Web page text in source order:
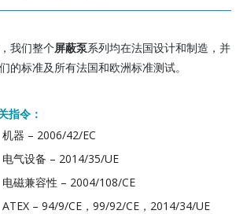
我们整个屏蔽泵系列均在法国设计和制造，并
的标准及所有法国和欧洲标准测试。
指令：
机器 – 2006/42/EC
电气设备 – 2014/35/UE
电磁兼容性 – 2004/108/CE
ATEX – 94/9/CE，99/92/CE，2014/34/UE